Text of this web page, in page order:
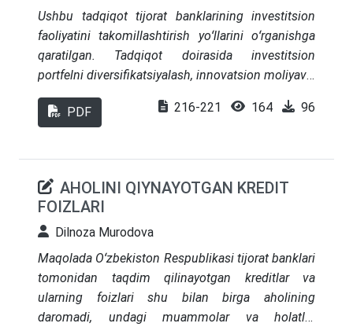
Ushbu tadqiqot tijorat banklarining investitsion
faoliyatini takomillashtirish yoʻllarini oʻrganishga
qaratilgan. Tadqiqot doirasida investitsion
portfelni diversifikatsiyalash, innovatsion moliyaviy
mahsulotlarni joriy etish, xalqaro moliya
bozorlariga chiqish, davlat-xususiy sheriklik
PDF 216-221 164 96
AHOLINI QIYNAYOTGAN KREDIT
FOIZLARI
Dilnoza Murodova
Maqolada Oʻzbekiston Respublikasi tijorat banklari
tomonidan taqdim qilinayotgan kreditlar va
ularning foizlari shu bilan birga aholining
daromadi, undagi muammolar va holatlar